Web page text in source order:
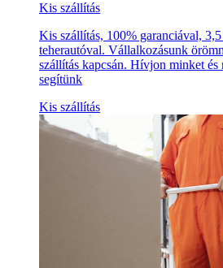
Kis szállítás
Kis szállítás, 100% garanciával,
teherautóval. Vállalkozásunk
szállítás kapcsán. Hívjon minket és
segítünk
Kis szállítás